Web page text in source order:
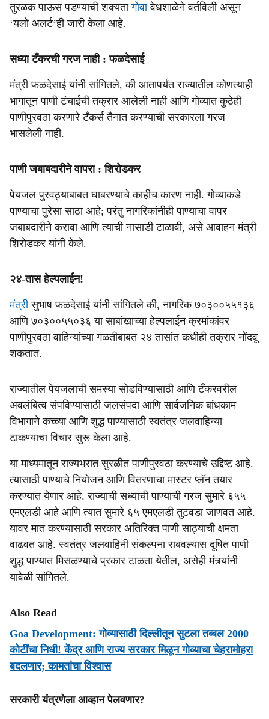
तुरळक पाऊस पडण्याची शक्यतागोवावेधशाळेने वर्तविली असून
‘यलो अलर्ट’ही जारी केला आहे.
सध्या टँकरची गरज नाही : फळदेसाई
मंत्री फळदेसाई यांनी सांगितले, की आतापर्यंत राज्यातील कोणत्याही
भागातून पाणी टंचाईची तक्रार आलेली नाही आणि गोव्यात कुठेही
पाणीपुरवठा करणारे टँकर्स तैनात करण्याची सरकारला गरज
भासलेली नाही.
पाणी जबाबदारीने वापरा : शिरोडकर
पेयजल पुरवठ्याबाबत घाबरण्याचे काहीच कारण नाही. गोव्याकडे
पाण्याचा पुरेसा साठा आहे; परंतु नागरिकांनीही पाण्याचा वापर
जबाबदारीने करावा आणि त्याची नासाडी टाळावी, असे आवाहन मंत्री
शिरोडकर यांनी केले.
२४-तास हेल्पलाईन!
मंत्रीसुभाष फळदेसाई यांनी सांगितले की, नागरिक ७०३००५५१३६
आणि ७०३००५५०३६ या साबांखाच्या हेल्पलाईन क्रमांकांवर
पाणीपुरवठा वाहिन्यांच्या गळतीबाबत २४ तासांत कधीही तक्रार नोंदवू
शकतात.
राज्यातील पेयजलाची समस्या सोडविण्यासाठी आणि टँकरवरील
अवलंबित्व संपविण्यासाठी जलसंपदा आणि सार्वजनिक बांधकाम
विभागाने कच्च्या आणि शुद्ध पाण्यासाठी स्वतंत्र जलवाहिन्या
टाकण्याचा विचार सुरू केला आहे.
या माध्यमातून राज्यभरात सुरळीत पाणीपुरवठा करण्याचे उद्दिष्ट आहे.
त्यासाठी पाण्याचे नियोजन आणि वितरणाचा मास्टर प्लॅन तयार
करण्यात येणार आहे. राज्याची सध्याची पाण्याची गरज सुमारे ६५५
एमएलडी आहे आणि त्यात सुमारे ६५ एमएलडी तुटवडा जाणवत आहे.
यावर मात करण्यासाठी सरकार अतिरिक्त पाणी साठ्याची क्षमता
वाढवत आहे. स्वतंत्र जलवाहिनी संकल्पना राबवल्यास दूषित पाणी
शुद्ध पाण्यात मिसळण्याचे प्रकार टाळता येतील, असेही मंत्र्यांनी
यावेळी सांगितले.
Also Read
Goa Development: गोव्यासाठी दिल्लीतून सुटला तब्बल 2000
कोटींचा निधी! केंद्र आणि राज्य सरकार मिळून गोव्याचा चेहरामोहरा
बदलणार; कामतांचा विश्वास
सरकारी यंत्रणेला आव्हान पेलवणार?